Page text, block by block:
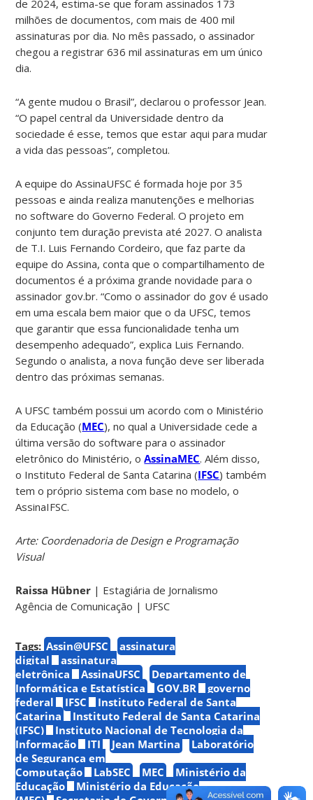
de 2024, estima-se que foram assinados 173
milhões de documentos, com mais de 400 mil
assinaturas por dia. No mês passado, o assinador
chegou a registrar 636 mil assinaturas em um único
dia.
“A gente mudou o Brasil”, declarou o professor Jean.
“O papel central da Universidade dentro da
sociedade é esse, temos que estar aqui para mudar
a vida das pessoas”, completou.
A equipe do AssinaUFSC é formada hoje por 35
pessoas e ainda realiza manutenções e melhorias
no software do Governo Federal. O projeto em
conjunto tem duração prevista até 2027. O analista
de T.I. Luis Fernando Cordeiro, que faz parte da
equipe do Assina, conta que o compartilhamento de
documentos é a próxima grande novidade para o
assinador gov.br. “Como o assinador do gov é usado
em uma escala bem maior que o da UFSC, temos
que garantir que essa funcionalidade tenha um
desempenho adequado”, explica Luis Fernando.
Segundo o analista, a nova função deve ser liberada
dentro das próximas semanas.
A UFSC também possui um acordo com o Ministério
da Educação (MEC), no qual a Universidade cede a
última versão do software para o assinador
eletrônico do Ministério, oAssinaMEC. Além disso,
o Instituto Federal de Santa Catarina (IFSC) também
tem o próprio sistema com base no modelo, o
AssinaIFSC.
Arte: Coordenadoria de Design e Programação
Visual
Raissa Hübner | Estagiária de Jornalismo
Agência de Comunicação | UFSC
Tags: Assin@UFSC
assinatura
digital
assinatura
eletrônica
AssinaUFSC
Departamento de
Informática e Estatística
GOV.BR
governo
federal
IFSC
Instituto Federal de Santa
Catarina
Instituto Federal de Santa Catarina
(IFSC)
Instituto Nacional de Tecnologia da
Informação
ITI Jean Martina
Laboratório
de Segurança em
Computação
LabSEC MEC
Ministério da
Educação
Ministério da Educação